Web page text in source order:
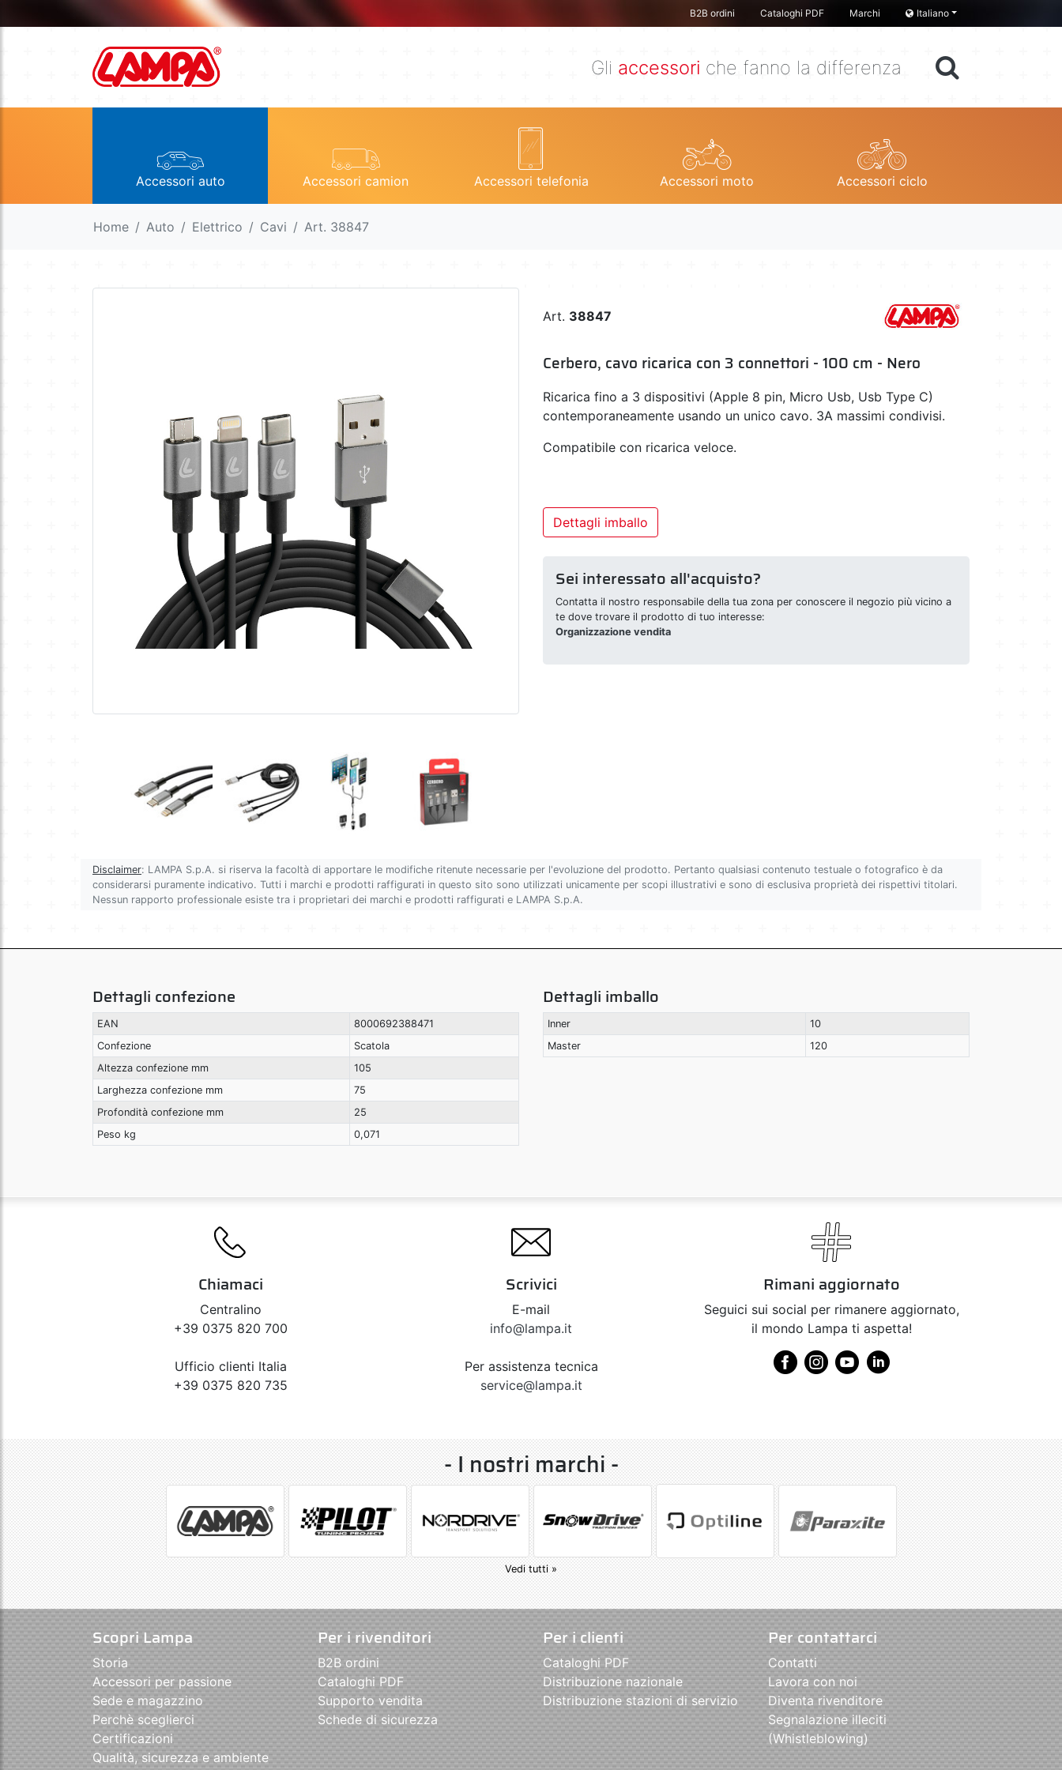
B2B ordini Cataloghi PDF Marchi Italiano
Gli accessori che fanno la differenza
Accessori auto Accessori camion Accessori telefonia Accessori moto Accessori ciclo
Home Auto Elettrico Cavi Art. 38847
Art. 38847
Cerbero, cavo ricarica con 3 connettori - 100 cm - Nero
Ricarica fino a 3 dispositivi (Apple 8 pin, Micro Usb, Usb Type C)
contemporaneamente usando un unico cavo. 3A massimi condivisi.
Compatibile con ricarica veloce.
Dettagli imballo
Sei interessato all'acquisto?
Contatta il nostro responsabile della tua zona per conoscere il negozio più vicino a
te dove trovare il prodotto di tuo interesse:
Organizzazione vendita
Disclaimer: LAMPA S.p.A. si riserva la facoltà di apportare le modifiche ritenute necessarie per l'evoluzione del prodotto. Pertanto qualsiasi contenuto testuale o fotografico è da
considerarsi puramente indicativo. Tutti i marchi e prodotti raffigurati in questo sito sono utilizzati unicamente per scopi illustrativi e sono di esclusiva proprietà dei rispettivi titolari.
Nessun rapporto professionale esiste tra i proprietari dei marchi e prodotti raffigurati e LAMPA S.p.A.
Dettagli confezione
EAN
8000692388471
Confezione
Scatola
Altezza confezione mm
105
Larghezza confezione mm
75
Profondità confezione mm
25
Peso kg
0,071
Dettagli imballo
Inner
10
Master
120
Chiamaci
Centralino
+39 0375 820 700
Ufficio clienti Italia
+39 0375 820 735
Scrivici
E-mail
info@lampa.it
Per assistenza tecnica
service@lampa.it
Rimani aggiornato
Seguici sui social per rimanere aggiornato,
il mondo Lampa ti aspetta!
- I nostri marchi -
Vedi tutti »
Scopri Lampa
Storia
Accessori per passione
Sede e magazzino
Perchè sceglierci
Certificazioni
Qualità, sicurezza e ambiente
Per i rivenditori
B2B ordini
Cataloghi PDF
Supporto vendita
Schede di sicurezza
Per i clienti
Cataloghi PDF
Distribuzione nazionale
Distribuzione stazioni di servizio
Per contattarci
Contatti
Lavora con noi
Diventa rivenditore
Segnalazione illeciti
(Whistleblowing)